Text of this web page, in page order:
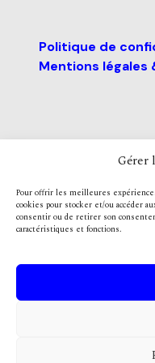
Gérer
Pour offrir les meilleures
cookies pour stocker et/ou accéder
consentir ou de retirer son
caractéristiques et fonctions.
Politique de
Mentions